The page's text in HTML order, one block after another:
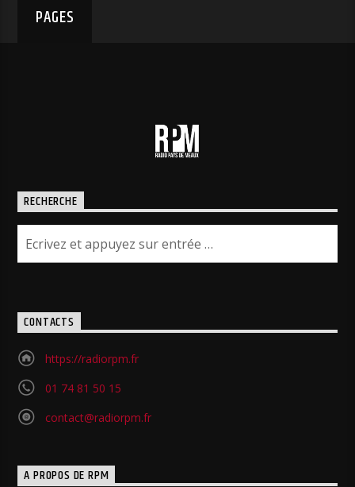
PAGES
RECHERCHE
CONTACTS
https://radiorpm.fr
01 74 81 50 15
contact@radiorpm.fr
A PROPOS DE RPM